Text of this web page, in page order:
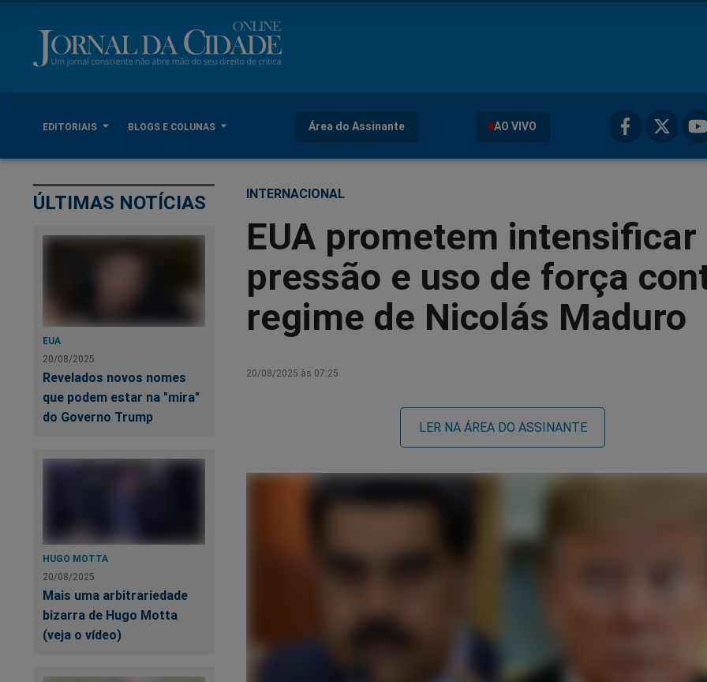
EDITORIAIS BLOGS E COLUNAS Área do Assinante AO VIVO
ÚLTIMAS NOTÍCIAS
EUA
20/08/2025
Revelados novos nomes
que podem estar na "mira"
do Governo Trump
HUGO MOTTA
20/08/2025
Mais uma arbitrariedade
bizarra de Hugo Motta
(veja o vídeo)
INTERNACIONAL
EUA prometem intensificar
pressão e uso de força
regime de Nicolás Maduro
20/08/2025 às 07:25
LER NA ÁREA DO ASSINANTE